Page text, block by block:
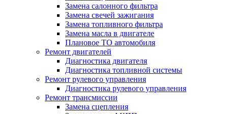
Замена салонного фильтра
Замена свечей зажигания
Замена топливного фильтра
Замена масла в двигателе
Плановое ТО автомобиля
Ремонт двигателей
Диагностика двигателя
Диагностика топливной системы
Ремонт рулевого управления
Диагностика рулевого управления
Ремонт трансмиссии
Замена сцепления